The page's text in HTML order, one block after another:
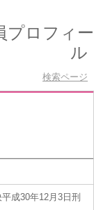
プロフィー
ル
検索ページ
平成30年12月3日刑